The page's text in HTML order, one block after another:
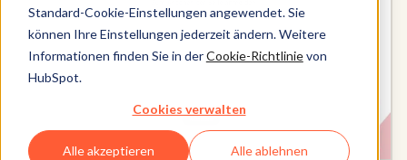
Standard-Cookie-Einstellungen angewendet. Sie
können Ihre Einstellungen jederzeit ändern. Weitere
Informationen finden Sie in derCookie-Richtlinievon
HubSpot.
Cookies verwalten
Alle akzeptieren Alle ablehnen